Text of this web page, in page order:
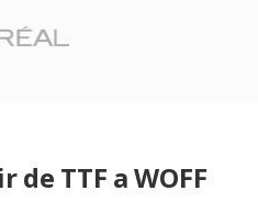
TTF a WOFF